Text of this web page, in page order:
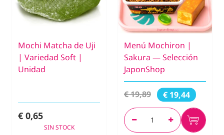
Mochi Matcha de Uji
| Variedad Soft |
Unidad
€ 0,65
SIN STOCK
Menú Mochiron |
Sakura — Selección
JaponShop
€ 19,89 € 19,44